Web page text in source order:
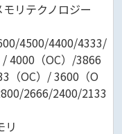
リテクノロジー
4500/4400/4333/
4000（OC）/3866
（OC）/ 3600（O
2666/2400/2133
リ